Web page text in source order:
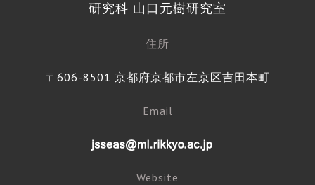
研究科 山口元樹研究室
住所
〒606-8501 京都府京都市左京区吉田本町
Email
Website